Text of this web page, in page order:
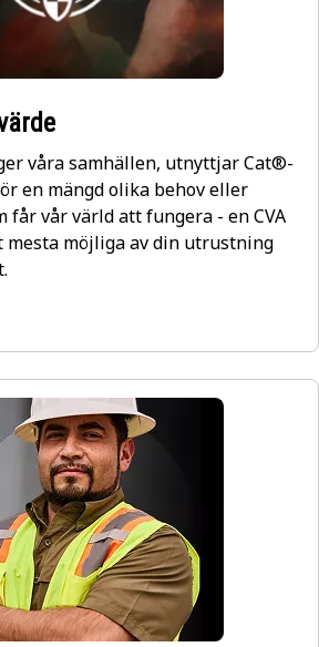
våra samhällen, utnyttjar Cat®-
en mängd olika behov eller
får vår värld att fungera - en CVA
möjliga av din utrustning